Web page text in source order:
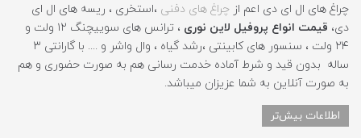
چراغ های ال ای دی اعم از چراغ های دفنی ،استخری ، ریسه های ال ای
دی، قیمت انواع پروفیل لاین نوری
، ترانس های سوییچنگ ۱۲ ولت و
۲۴ ولت ، سنسور های کابینتی ،رشد گیاه ، وال واشر و .... با گارانتی ۳
ساله بدون قید و شرط آماده خدمت رسانی هم به صورت حضوری و هم
به صورت آنلاین به شما عزیزان میباشد.
اطلاعات بیش‌تر